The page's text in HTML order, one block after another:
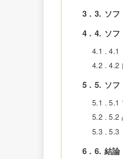
3
3. ソフ
4
4. ソフ
4.1
4.1
4.2
4.2
5 5. ソフ
5.1
5.1
5.2
5.2
5.3
5.3
6
6. 結論